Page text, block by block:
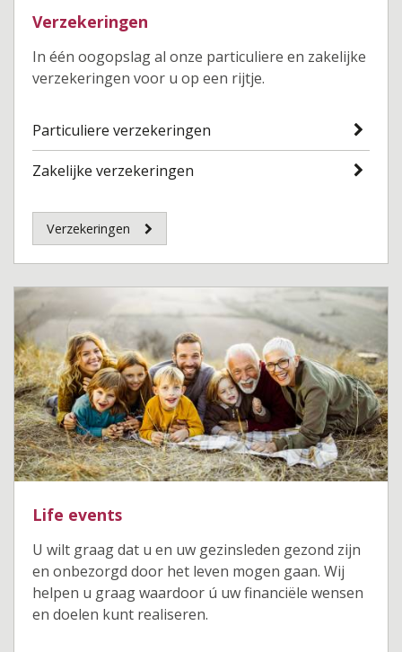
Verzekeringen
In één oogopslag al onze particuliere en zakelijke
verzekeringen voor u op een rijtje.
Particuliere verzekeringen
Zakelijke verzekeringen
Verzekeringen
Life events
U wilt graag dat u en uw gezinsleden gezond zijn
en onbezorgd door het leven mogen gaan. Wij
helpen u graag waardoor ú uw financiële wensen
en doelen kunt realiseren.